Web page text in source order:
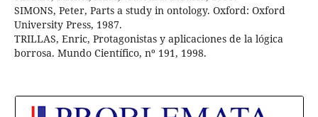
SIMONS, Peter, Parts a study in ontology. Oxford: Oxford
University Press, 1987.
TRILLAS, Enric, Protagonistas y aplicaciones de la lógica
borrosa. Mundo Científico, nº 191, 1998.